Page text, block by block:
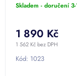
Skladem - doručení
1 562 Kč bez DPH
1 890 Kč
Kód: 1023